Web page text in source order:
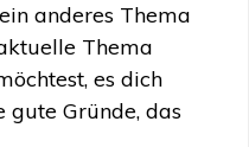
anderes Thema
Thema
es dich
gute Gründe, das